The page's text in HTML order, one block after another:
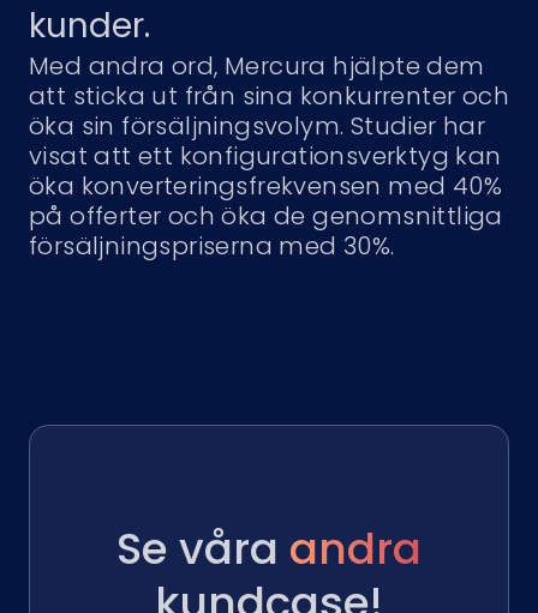
kunder.
Med andra ord, Mercura hjälpte dem
att sticka ut från sina konkurrenter och
öka sin försäljningsvolym. Studier har
visat att ett konfigurationsverktyg kan
öka konverteringsfrekvensen med 40%
på offerter och öka de genomsnittliga
försäljningspriserna med 30%.
Se våra andra